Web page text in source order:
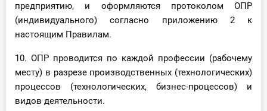
предприятию, и оформляются протоколом ОПР
(индивидуального) согласно приложению 2 к
настоящим Правилам.
10. ОПР проводится по каждой профессии (рабочему
месту) в разрезе производственных (технологических)
процессов (технологических, бизнес-процессов) и
видов деятельности.